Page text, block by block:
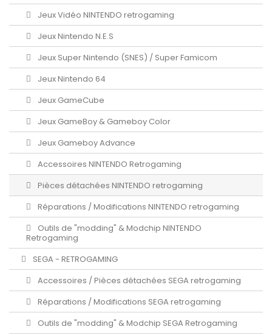
Jeux Vidéo NINTENDO retrogaming
Jeux Nintendo N.E.S
Jeux Super Nintendo (SNES) / Super Famicom
Jeux Nintendo 64
Jeux GameCube
Jeux GameBoy & Gameboy Color
Jeux Gameboy Advance
Accessoires NINTENDO Retrogaming
Pièces détachées NINTENDO retrogaming
Réparations / Modifications NINTENDO retrogaming
Outils de "modding" & Modchip NINTENDO
Retrogaming
SEGA - RETROGAMING
Accessoires / Pièces détachées SEGA retrogaming
Réparations / Modifications SEGA retrogaming
Outils de "modding" & Modchip SEGA Retrogaming